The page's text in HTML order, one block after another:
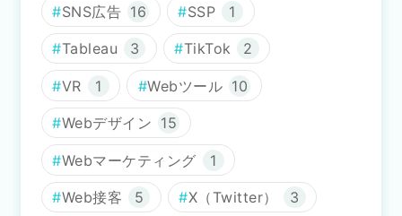
SNS広告 16 SSP 1
Tableau 3 TikTok 2
VR 1 Webツール 10
Webデザイン 15
Webマーケティング 1
Web接客 5 X（Twitter） 3